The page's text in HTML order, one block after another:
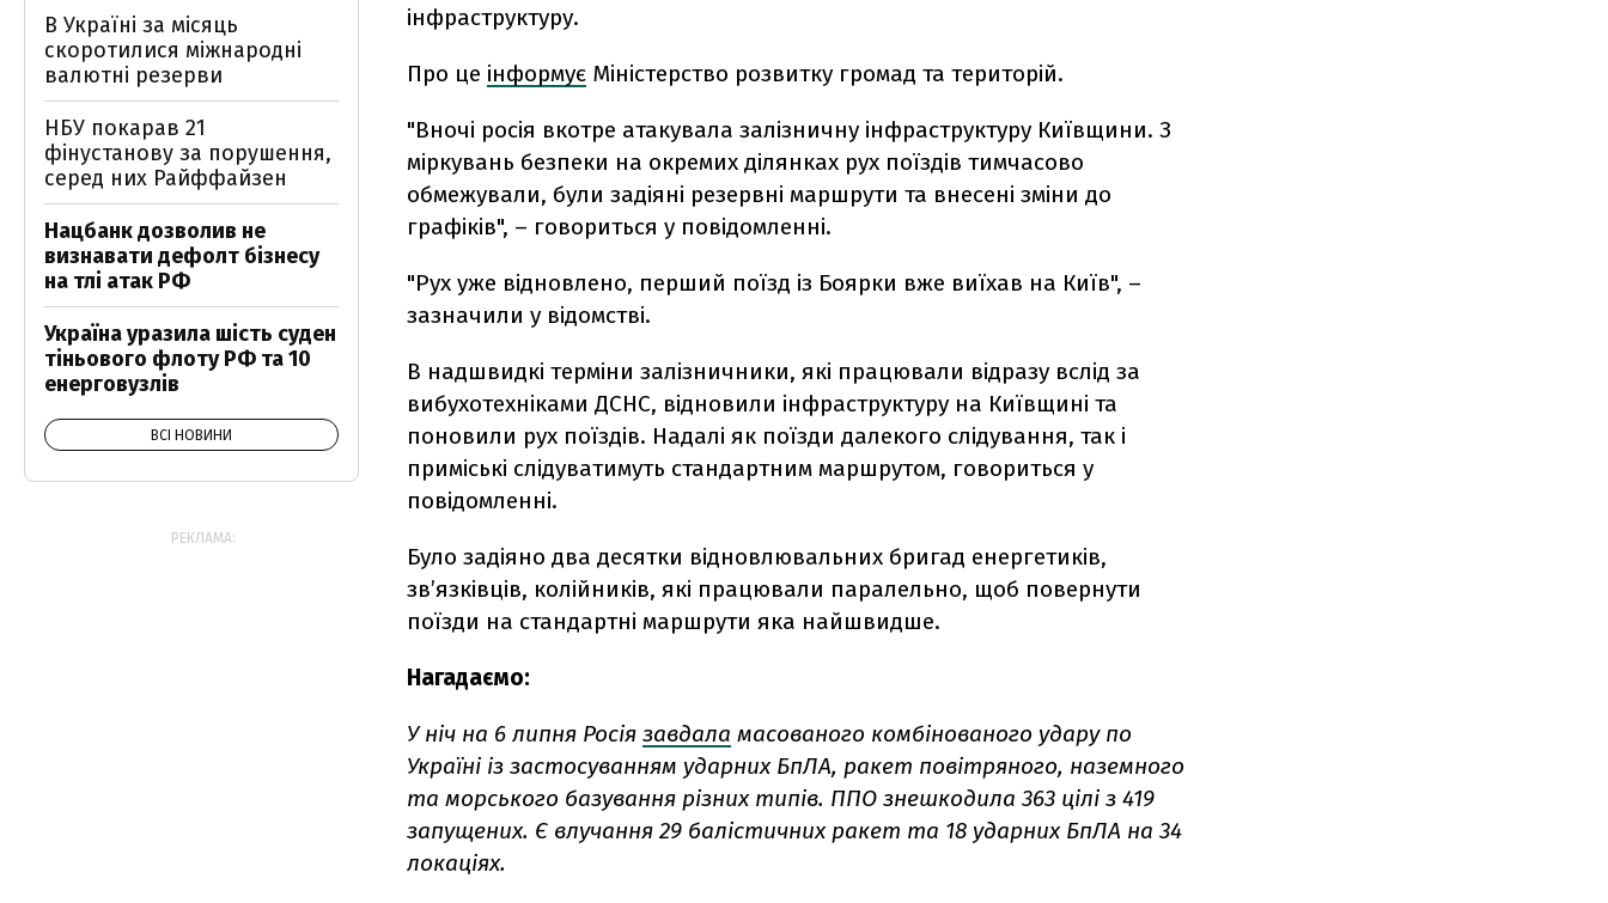
інфраструктуру.
Про це інформує Міністерство розвитку громад та територій.
"Вночі росія вкотре атакувала залізничну інфраструктуру Київщини. З
міркувань безпеки на окремих ділянках рух поїздів тимчасово
обмежували, були задіяні резервні маршрути та внесені зміни до
графіків", – говориться у повідомленні.
"Рух уже відновлено, перший поїзд із Боярки вже виїхав на Київ", –
зазначили у відомстві.
В надшвидкі терміни залізничники, які працювали відразу вслід за
вибухотехніками ДСНС, відновили інфраструктуру на Київщині та
поновили рух поїздів. Надалі як поїзди далекого слідування, так і
приміські слідуватимуть стандартним маршрутом, говориться у
повідомленні.
Було задіяно два десятки відновлювальних бригад енергетиків,
звʼязківців, колійників, які працювали паралельно, щоб повернути
поїзди на стандартні маршрути яка найшвидше.
Нагадаємо:
У ніч на 6 липня Росія завдала масованого комбінованого удару по
Україні із застосуванням ударних БпЛА, ракет повітряного, наземного
та морського базування різних типів. ППО знешкодила 363 цілі з 419
запущених. Є влучання 29 балістичних ракет та 18 ударних БпЛА на 34
локаціях.
В Україні за місяць
скоротилися міжнародні
валютні резерви
НБУ покарав 21
фінустанову за порушення,
серед них Райффайзен
Нацбанк дозволив не
визнавати дефолт бізнесу
на тлі атак РФ
Україна уразила шість суден
тіньового флоту РФ та 10
енерговузлів
ВСІ НОВИНИ
РЕКЛАМА: